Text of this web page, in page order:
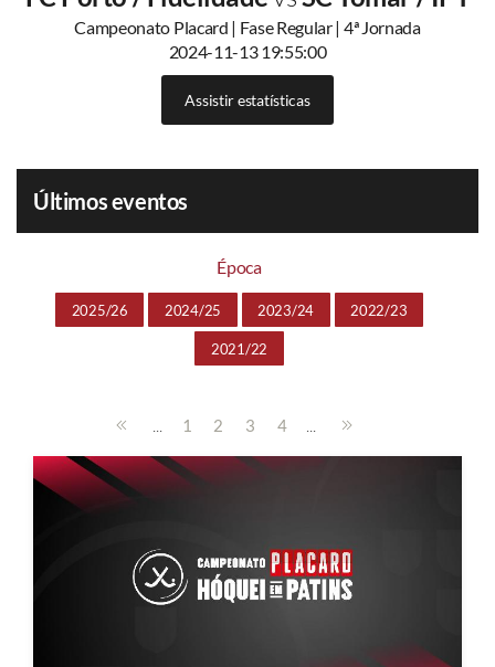
Campeonato Placard | Fase Regular | 4ª Jornada
2024-11-13 19:55:00
Assistir estatísticas
Últimos eventos
Época
2025/26 2024/25 2023/24 2022/23
2021/22
... 1 2 3 4 ...